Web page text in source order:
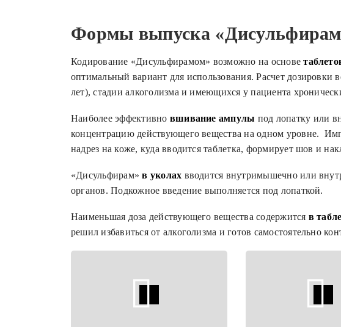
Формы выпуска
Кодирование «Дисульфирамом» возможно на основе
оптимальный вариант для использования. Расчет дозировки
лет), стадии алкоголизма и имеющихся у пациента
Наиболее эффективно вшивание ампулы под лопатку или
концентрацию действующего вещества на одном уровне.
надрез на коже, куда вводится таблетка, формирует шов и
«Дисульфирам»в уколах вводится внутримышечно или
органов. Подкожное введение выполняется под лопаткой.
Наименьшая доза действующего вещества содержится в
решил избавиться от алкоголизма и готов самостоятельно